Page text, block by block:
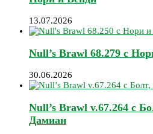
13.07.2026
Null’s Brawl 68.279 с
30.06.2026
Null’s Brawl v.67.264 с
Дамиан